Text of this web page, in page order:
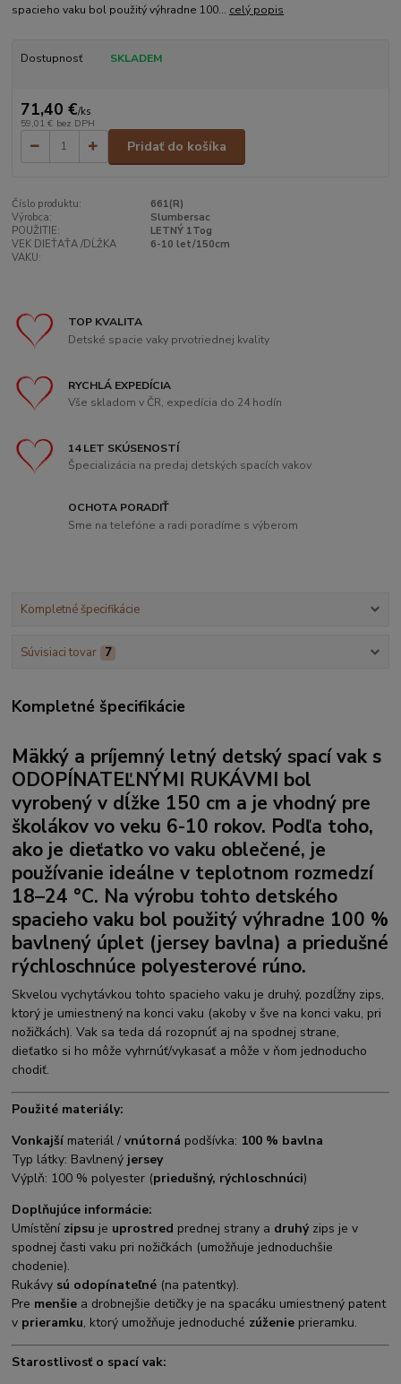
spacieho vaku bol použitý výhradne 100... celý popis
Dostupnosť SKLADEM
71,40 €/ks
59,01 € bez DPH
Pridať do košíka
Číslo produktu:
661(R)
Výrobca:
Slumbersac
POUŽITIE:
LETNÝ 1Tog
VEK DIEŤAŤA /DĹŽKA
VAKU:
6-10 let/150cm
TOP KVALITA
Detské spacie vaky prvotriednej kvality
RYCHLÁ EXPEDÍCIA
Vše skladom v ČR, expedícia do 24 hodín
14 LET SKÚSENOSTÍ
Špecializácia na predaj detských spacích vakov
OCHOTA PORADIŤ
Sme na telefóne a radi poradíme s výberom
Kompletné špecifikácie
Súvisiaci tovar 7
Kompletné špecifikácie
Mäkký a príjemný letný detský spací vak s
ODOPÍNATEĽNÝMI RUKÁVMI bol
vyrobený v dĺžke 150 cm a je vhodný pre
školákov vo veku 6-10 rokov. Podľa toho,
ako je dieťatko vo vaku oblečené, je
používanie ideálne v teplotnom rozmedzí
18–24 °C. Na výrobu tohto detského
spacieho vaku bol použitý výhradne 100 %
bavlnený úplet (jersey bavlna) a priedušné
rýchloschnúce polyesterové rúno.
Skvelou vychytávkou tohto spacieho vaku je druhý, pozdĺžny zips,
ktorý je umiestnený na konci vaku (akoby v šve na konci vaku, pri
nožičkách). Vak sa teda dá rozopnúť aj na spodnej strane,
dieťatko si ho môže vyhrnúť/vykasať a môže v ňom jednoducho
chodiť.
Použité materiály:
Vonkajší materiál /vnútorná podšívka: 100 % bavlna
Typ látky: Bavlnený jersey
Výplň: 100 % polyester (priedušný, rýchloschnúci)
Doplňujúce informácie:
Umístění zipsu je uprostred prednej strany a druhý zips je v
spodnej časti vaku pri nožičkách (umožňuje jednoduchšie
chodenie).
Rukávy sú odopínateľné (na patentky).
Pre menšie a drobnejšie detičky je na spacáku umiestnený patent
v prieramku, ktorý umožňuje jednoduché zúženie prieramku.
Starostlivosť o spací vak: